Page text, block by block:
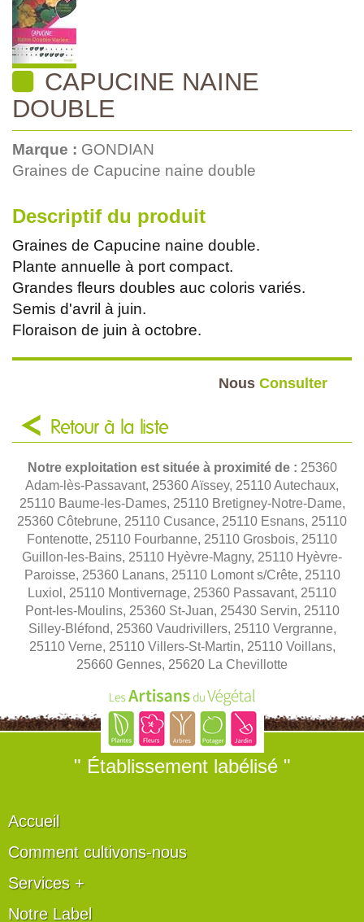
CAPUCINE NAINE
DOUBLE
Marque : GONDIAN
Graines de Capucine naine double
Descriptif du produit
Graines de Capucine naine double.
Plante annuelle à port compact.
Grandes fleurs doubles auc coloris variés.
Semis d'avril à juin.
Floraison de juin à octobre.
Nous Consulter
Retour à la liste
Notre exploitation est située à proximité de : 25360
Adam-lès-Passavant, 25360 Aïssey, 25110 Autechaux,
25110 Baume-les-Dames, 25110 Bretigney-Notre-Dame,
25360 Côtebrune, 25110 Cusance, 25110 Esnans, 25110
Fontenotte, 25110 Fourbanne, 25110 Grosbois, 25110
Guillon-les-Bains, 25110 Hyèvre-Magny, 25110 Hyèvre-
Paroisse, 25360 Lanans, 25110 Lomont s/Crête, 25110
Luxiol, 25110 Montivernage, 25360 Passavant, 25110
Pont-les-Moulins, 25360 St-Juan, 25430 Servin, 25110
Silley-Bléfond, 25360 Vaudrivillers, 25110 Vergranne,
25110 Verne, 25110 Villers-St-Martin, 25110 Voillans,
25660 Gennes, 25620 La Chevillotte
" Établissement labélisé "
Accueil
Comment cultivons-nous
Services +
Notre Label